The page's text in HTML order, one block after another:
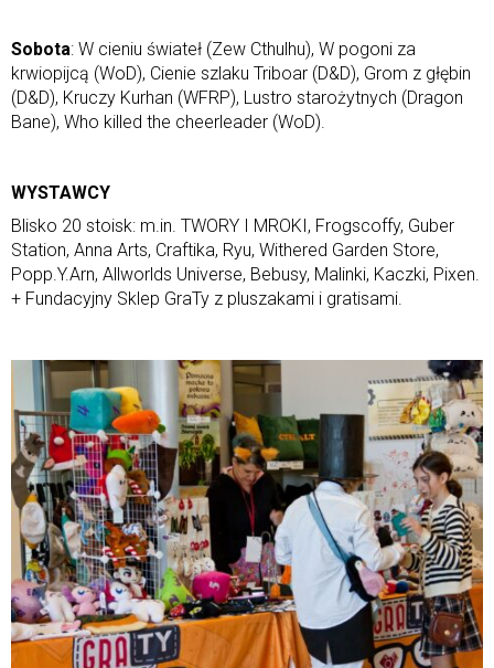
Sobota: W cieniu świateł (Zew Cthulhu), W pogoni za
krwiopijcą (WoD), Cienie szlaku Triboar (D&D), Grom z głębin
(D&D), Kruczy Kurhan (WFRP), Lustro starożytnych (Dragon
Bane), Who killed the cheerleader (WoD).
WYSTAWCY
Blisko 20 stoisk: m.in. TWORY I MROKI, Frogscoffy, Guber
Station, Anna Arts, Craftika, Ryu, Withered Garden Store,
Popp.Y.Arn, Allworlds Universe, Bebusy, Malinki, Kaczki, Pixen.
+ Fundacyjny Sklep GraTy z pluszakami i gratisami.